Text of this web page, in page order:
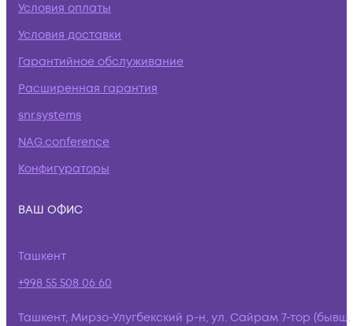
Условия оплаты
Условия доставки
Гарантийное обслуживание
Расширенная гарантия
snr.systems
NAG.conference
Конфигураторы
ВАШ ОФИС
Ташкент
+998 55 508 06 60
Ташкент, Мирзо-Улугбекский р-н, ул. Сайрам 7-тор (бывш.